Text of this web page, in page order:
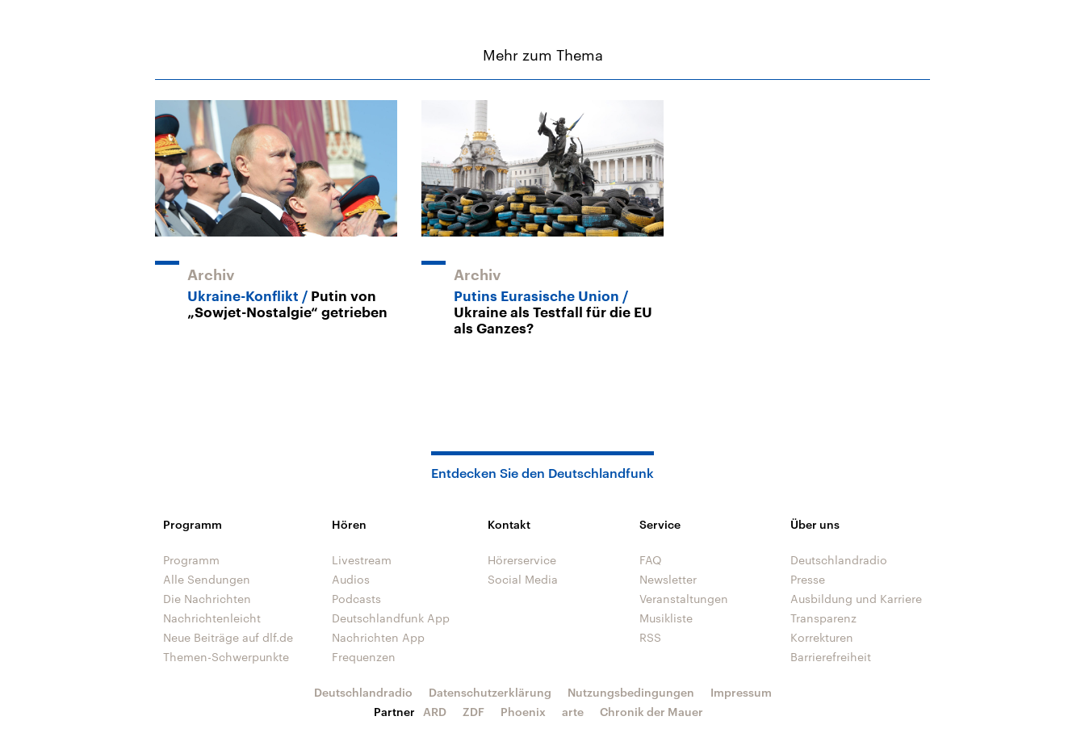
Mehr zum Thema
Archiv
Ukraine-Konflikt
Putin von
„Sowjet-Nostalgie“ getrieben
Archiv
Putins Eurasische Union
Ukraine als Testfall für die EU
als Ganzes?
Entdecken Sie den Deutschlandfunk
Programm
Programm
Alle Sendungen
Die Nachrichten
Nachrichtenleicht
Neue Beiträge auf dlf.de
Themen-Schwerpunkte
Hören
Livestream
Audios
Podcasts
Deutschlandfunk App
Nachrichten App
Frequenzen
Kontakt
Hörerservice
Social Media
Service
FAQ
Newsletter
Veranstaltungen
Musikliste
RSS
Über uns
Deutschlandradio
Presse
Ausbildung und Karriere
Transparenz
Korrekturen
Barrierefreiheit
Deutschlandradio Datenschutzerklärung Nutzungsbedingungen
Impressum
Partner
ARD ZDF Phoenix arte Chronik der Mauer